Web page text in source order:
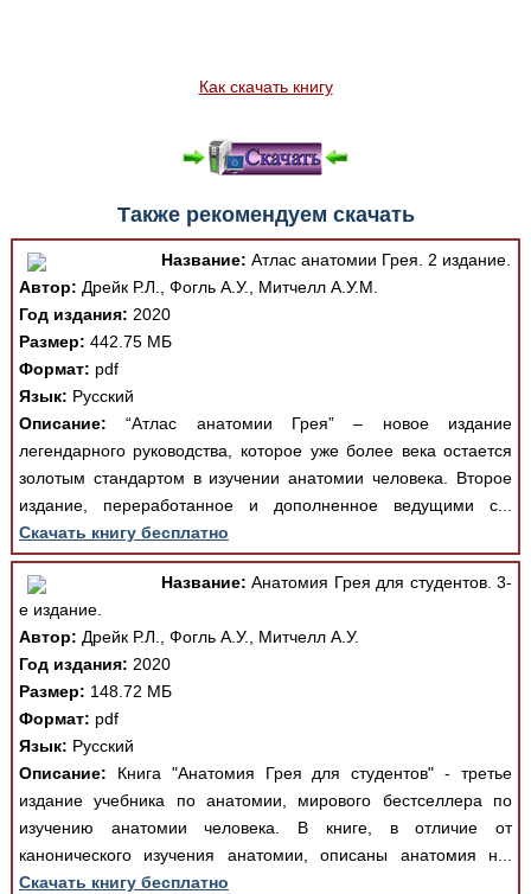
Как скачать книгу
Также рекомендуем скачать
Название: Атлас анатомии Грея. 2 издание.
Автор: Дрейк Р.Л., Фогль А.У., Митчелл А.У.М.
Год издания: 2020
Размер: 442.75 МБ
Формат: pdf
Язык: Русский
Описание: “Атлас анатомии Грея” – новое издание
легендарного руководства, которое уже более века остается
золотым стандартом в изучении анатомии человека. Второе
издание, переработанное и дополненное ведущими с...
Скачать книгу бесплатно
Название: Анатомия Грея для студентов. 3-
е издание.
Автор: Дрейк Р.Л., Фогль А.У., Митчелл А.У.
Год издания: 2020
Размер: 148.72 МБ
Формат: pdf
Язык: Русский
Описание: Книга "Анатомия Грея для студентов" - третье
издание учебника по анатомии, мирового бестселлера по
изучению анатомии человека. В книге, в отличие от
канонического изучения анатомии, описаны анатомия н...
Скачать книгу бесплатно